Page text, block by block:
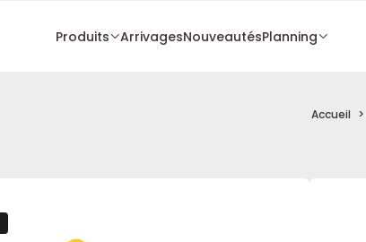
Produits ArrivagesNouveautésPlanning
Accueil